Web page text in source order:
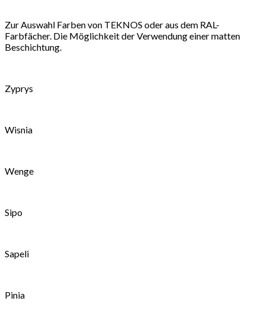
Zur Auswahl Farben von TEKNOS oder aus dem RAL-
Farbfächer. Die Möglichkeit der Verwendung einer matten
Beschichtung.
Zyprys
Wisnia
Wenge
Sipo
Sapeli
Pinia